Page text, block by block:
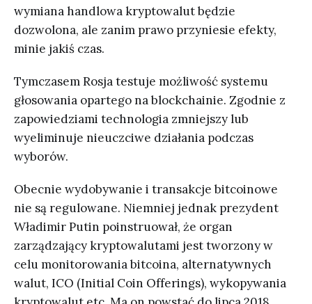
wymiana handlowa kryptowalut będzie
dozwolona, ale zanim prawo przyniesie efekty,
minie jakiś czas.
Tymczasem Rosja testuje możliwość systemu
głosowania opartego na blockchainie. Zgodnie z
zapowiedziami technologia zmniejszy lub
wyeliminuje nieuczciwe działania podczas
wyborów.
Obecnie wydobywanie i transakcje bitcoinowe
nie są regulowane. Niemniej jednak prezydent
Władimir Putin poinstruował, że organ
zarządzający kryptowalutami jest tworzony w
celu monitorowania bitcoina, alternatywnych
walut, ICO (Initial Coin Offerings), wykopywania